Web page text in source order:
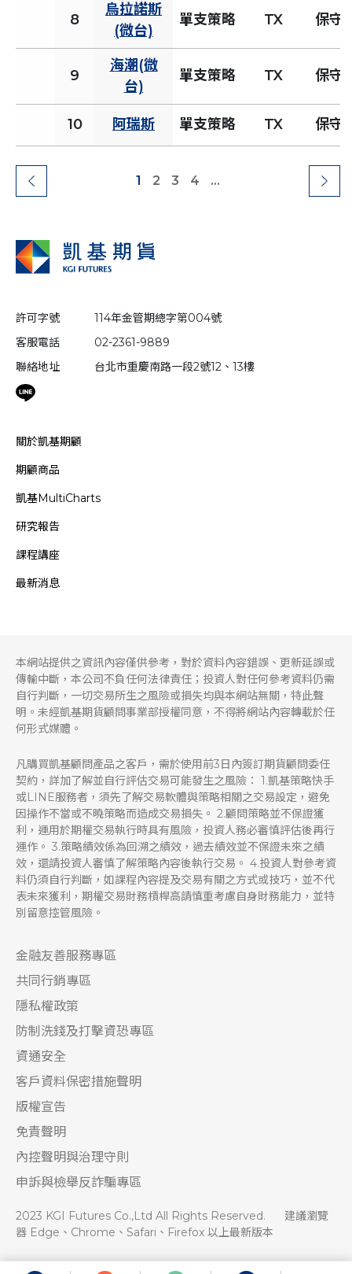
8
烏拉諾斯
(微台)
單支策略 TX 保守
9
海潮(微
台)
單支策略 TX 保守
10 阿瑞斯 單支策略 TX 保守
1 2 3 4 ...
許可字號
114年金管期總字第004號
客服電話
02-2361-9889
聯絡地址
台北市重慶南路一段2號12、13樓
關於凱基期顧
期顧商品
凱基MultiCharts
研究報告
課程講座
最新消息
本網站提供之資訊內容僅供參考，對於資料內容錯誤、更新延誤或
傳輸中斷，本公司不負任何法律責任；投資人對任何參考資料仍需
自行判斷，一切交易所生之風險或損失均與本網站無關，特此聲
明。未經凱基期貨顧問事業部授權同意，不得將網站內容轉載於任
何形式媒體。
凡購買凱基顧問產品之客戶，需於使用前3日內簽訂期貨顧問委任
契約，詳加了解並自行評估交易可能發生之風險： 1.凱基策略快手
或LINE服務者，須先了解交易軟體與策略相關之交易設定，避免
因操作不當或不曉策略而造成交易損失。 2.顧問策略並不保證獲
利，運用於期權交易執行時具有風險，投資人務必審慎評估後再行
運作。 3.策略績效係為回溯之績效，過去績效並不保證未來之績
效，還請投資人審慎了解策略內容後執行交易。 4.投資人對參考資
料仍須自行判斷，如課程內容提及交易有關之方式或技巧，並不代
表未來獲利，期權交易財務槓桿高請慎重考慮自身財務能力，並特
別留意控管風險。
金融友善服務專區
共同行銷專區
隱私權政策
防制洗錢及打擊資恐專區
資通安全
客戶資料保密措施聲明
版權宣告
免責聲明
內控聲明與治理守則
申訴與檢舉反詐騙專區
2023 KGI Futures Co.,Ltd All Rights Reserved.
建議瀏覽
器 Edge、Chrome、Safari、Firefox 以上最新版本